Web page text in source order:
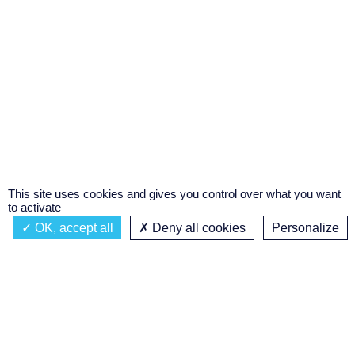
Émission à l'antenne
Actualités À propos
This site uses cookies and gives you control over what you want
to activate
OK, accept all
Deny all cookies
Personalize